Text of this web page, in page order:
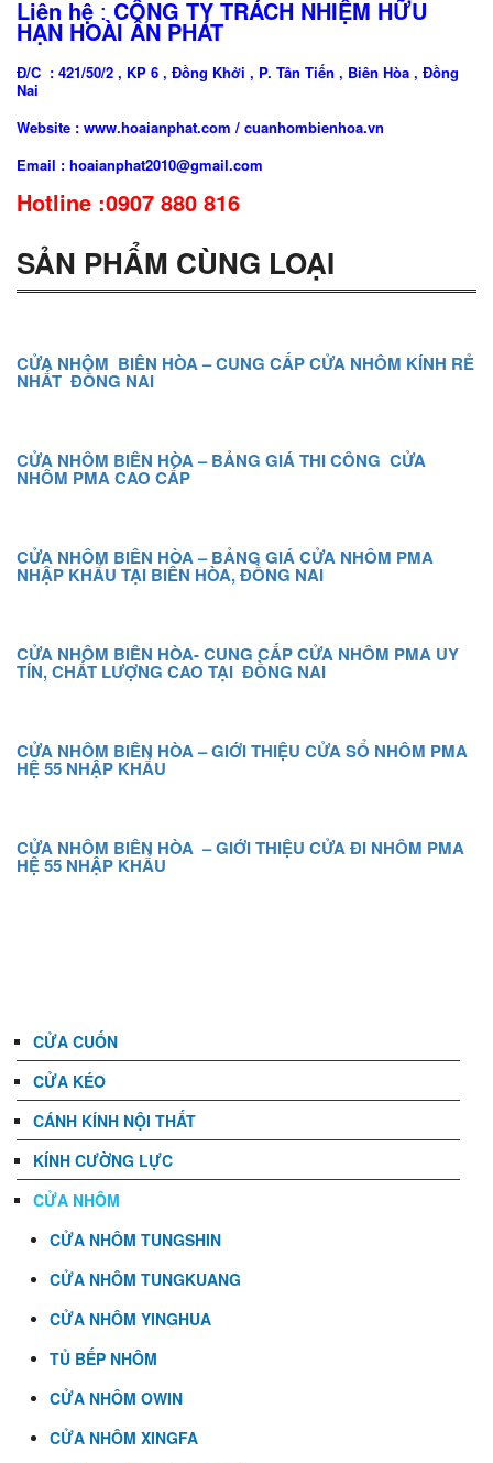
Liên hệ : CÔNG TY TRÁCH NHIỆM HỮU
HẠN HOÀI ÂN PHÁT
Đ/C : 421/50/2 , KP 6 , Đồng Khởi , P. Tân Tiến , Biên Hòa , Đồng
Nai
Website : www.hoaianphat.com / cuanhombienhoa.vn
Email : hoaianphat2010@gmail.com
Hotline :0907 880 816
SẢN PHẨM CÙNG LOẠI
CỬA NHÔM BIÊN HÒA – CUNG CẤP CỬA NHÔM KÍNH RẺ
NHẤT ĐỒNG NAI
CỬA NHÔM BIÊN HÒA – BẢNG GIÁ THI CÔNG CỬA
NHÔM PMA CAO CẤP
CỬA NHÔM BIÊN HÒA – BẢNG GIÁ CỬA NHÔM PMA
NHẬP KHẨU TẠI BIÊN HÒA, ĐỒNG NAI
CỬA NHÔM BIÊN HÒA- CUNG CẤP CỬA NHÔM PMA UY
TÍN, CHẤT LƯỢNG CAO TẠI ĐỒNG NAI
CỬA NHÔM BIÊN HÒA – GIỚI THIỆU CỬA SỔ NHÔM PMA
HỆ 55 NHẬP KHẨU
CỬA NHÔM BIÊN HÒA – GIỚI THIỆU CỬA ĐI NHÔM PMA
HỆ 55 NHẬP KHẨU
CỬA CUỐN
CỬA KÉO
CÁNH KÍNH NỘI THẤT
KÍNH CƯỜNG LỰC
CỬA NHÔM
CỬA NHÔM TUNGSHIN
CỬA NHÔM TUNGKUANG
CỬA NHÔM YINGHUA
TỦ BẾP NHÔM
CỬA NHÔM OWIN
CỬA NHÔM XINGFA